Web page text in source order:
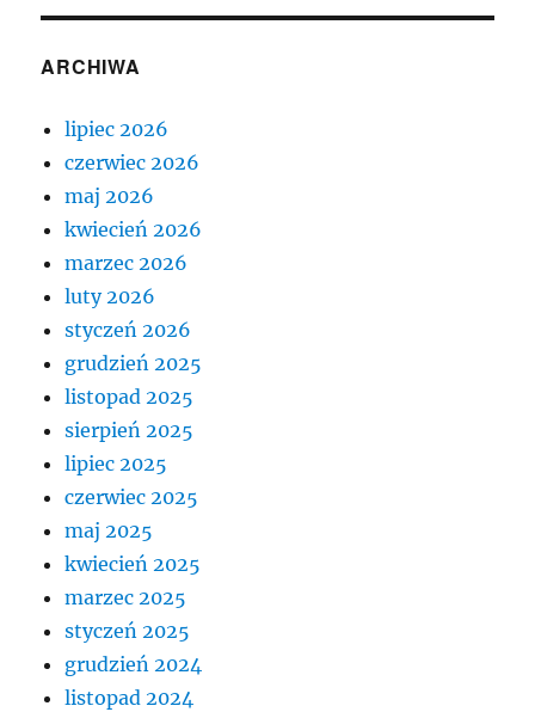
ARCHIWA
lipiec 2026
czerwiec 2026
maj 2026
kwiecień 2026
marzec 2026
luty 2026
styczeń 2026
grudzień 2025
listopad 2025
sierpień 2025
lipiec 2025
czerwiec 2025
maj 2025
kwiecień 2025
marzec 2025
styczeń 2025
grudzień 2024
listopad 2024